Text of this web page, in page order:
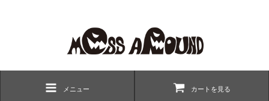
メニュー カートを見る